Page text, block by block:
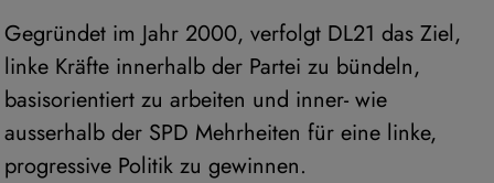
Gegründet im Jahr 2000, verfolgt DL21 das Ziel,
linke Kräfte innerhalb der Partei zu bündeln,
basisorientiert zu arbeiten und inner- wie
ausserhalb der SPD Mehrheiten für eine linke,
progressive Politik zu gewinnen.